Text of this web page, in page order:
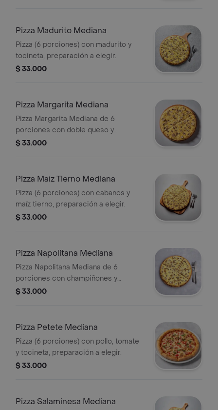
Pizza Madurito Mediana
Pizza (6 porciones) con madurito y
tocineta, preparación a elegir.
$ 33.000
Pizza Margarita Mediana
Pizza Margarita Mediana de 6
porciones con doble queso y
orégano. Preparación a elegir.
$ 33.000
Pizza Maíz Tierno Mediana
Pizza (6 porciones) con cabanos y
maíz tierno, preparación a elegir.
$ 33.000
Pizza Napolitana Mediana
Pizza Napolitana Mediana de 6
porciones con champiñones y
orégano. Preparación a elegir.
$ 33.000
Pizza Petete Mediana
Pizza (6 porciones) con pollo, tomate
y tocineta, preparación a elegir.
$ 33.000
Pizza Salaminesa Mediana